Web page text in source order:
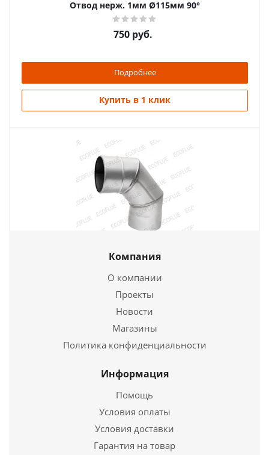
Отвод нерж. 1мм Ø115мм 90°
750руб.
Подробнее
Купить в 1 клик
884руб.
Подробнее
Купить в 1 клик
Компания
О компании
Проекты
Новости
Магазины
Политика конфиденциальности
Информация
Помощь
Условия оплаты
Условия доставки
Гарантия на товар